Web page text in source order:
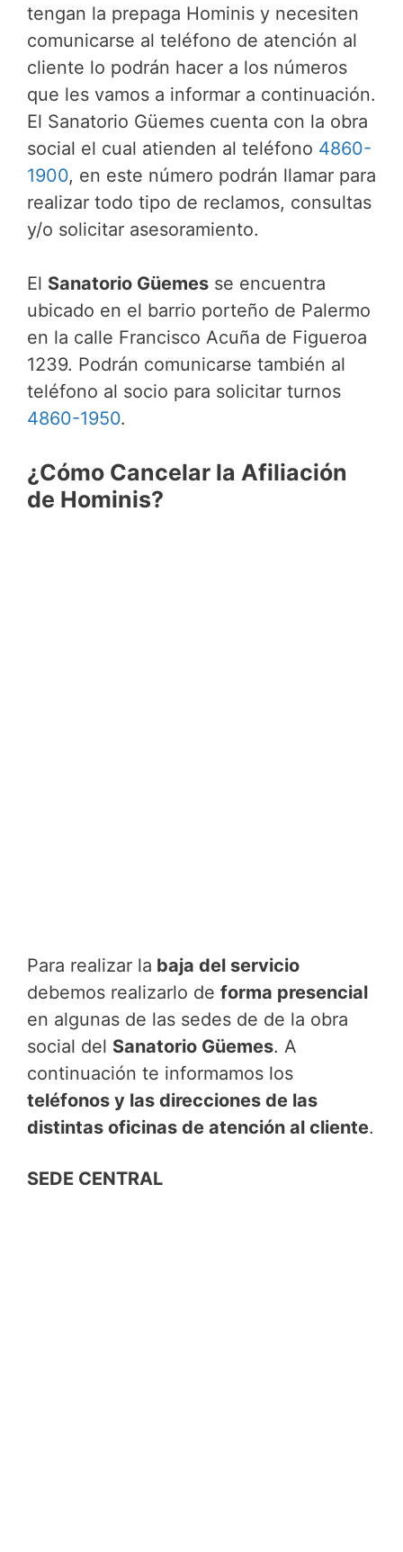
tengan la prepaga Hominis y necesiten
comunicarse al teléfono de atención al
cliente lo podrán hacer a los números
que les vamos a informar a continuación.
El Sanatorio Güemes cuenta con la obra
social el cual atienden al teléfono 4860-
1900, en este número podrán llamar para
realizar todo tipo de reclamos, consultas
y/o solicitar asesoramiento.
El Sanatorio Güemes se encuentra
ubicado en el barrio porteño de Palermo
en la calle Francisco Acuña de Figueroa
1239. Podrán comunicarse también al
teléfono al socio para solicitar turnos
4860-1950.
¿Cómo Cancelar la Afiliación
de Hominis?
Para realizar la baja del servicio
debemos realizarlo de forma presencial
en algunas de las sedes de de la obra
social del Sanatorio Güemes. A
continuación te informamos los
teléfonos y las direcciones de las
distintas oficinas de atención al cliente.
SEDE CENTRAL